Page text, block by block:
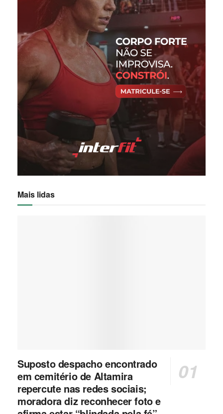
Mais lidas
Suposto despacho encontrado
em cemitério de Altamira
repercute nas redes sociais;
moradora diz reconhecer foto e